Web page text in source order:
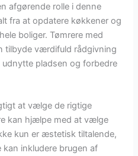
afgørende rolle i denne
fra at opdatere køkkener og
boliger. Tømrere med
tilbyde værdifuld rådgivning
pladsen og forbedre
at vælge de rigtige
kan hjælpe med at vælge
kun er æstetisk tiltalende,
kan inkludere brugen af